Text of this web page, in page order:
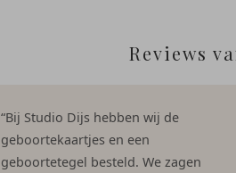
Reviews
“Bij Studio Dijs hebben wij de
geboortekaartjes en een
geboortetegel besteld. We zagen